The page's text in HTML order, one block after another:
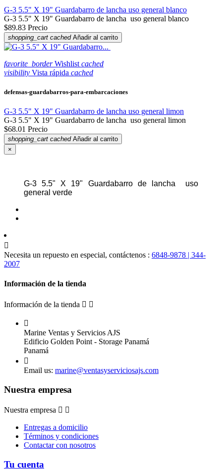
G-3 5.5" X 19" Guardabarro de lancha uso general blanco
G-3 5.5" X 19" Guardabarro de lancha uso general blanco
$89.83 Precio
shopping_cart cached Añadir al carrito
favorite_border Wishlist cached
visibility Vista rápida cached
defensas-guardabarros-para-embarcaciones
G-3 5.5" X 19" Guardabarro de lancha uso general limon
G-3 5.5" X 19" Guardabarro de lancha uso general limon
$68.01 Precio
shopping_cart cached Añadir al carrito
×
G-3 5.5" X 19" Guardabarro de lancha uso
general verde

Necesita un repuesto en especial, contáctenos : 6848-9878 | 344-
2007
Información de la tienda
Información de la tienda  

Marine Ventas y Servicios AJS
Edificio Golden Point - Storage Panamá
Panamá

Email us: marine@ventasyserviciosajs.com
Nuestra empresa
Nuestra empresa  
Entregas a domicilio
Términos y condiciones
Contactar con nosotros
Tu cuenta